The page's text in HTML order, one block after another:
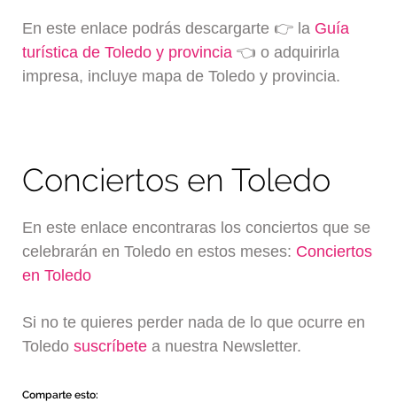
En este enlace podrás descargarte 👉 la Guía
turística de Toledo y provincia 👈 o adquirirla
impresa, incluye mapa de Toledo y provincia.
Conciertos en Toledo
En este enlace encontraras los conciertos que se
celebrarán en Toledo en estos meses: Conciertos
en Toledo
Si no te quieres perder nada de lo que ocurre en
Toledosuscríbete a nuestra Newsletter.
Comparte esto: